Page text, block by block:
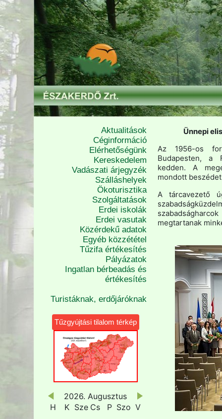
Aktualitások
Céginformáció
Elérhetőségünk
Kereskedelem
Vadászati árjegyzék
Szálláshelyek
Ökoturisztika
Szolgáltatások
Erdei iskolák
Erdei vasutak
Közérdekű adatok
Egyéb közzététel
Tűzifa értékesítés
Pályázatok
Ingatlan bérbeadás és
értékesítés
Turistáknak, erdőjáróknak
Tűzgyújtási tilalom térkép
2026. Augusztus
H
K Sze Cs P Szo V
Ünnepi
Az 1956-os
Budapesten, a
kedden. A
mondott
A tárcavezető
megtartanak